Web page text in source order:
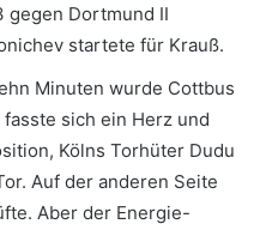
gegen Dortmund II
startete für Krauß.
Minuten wurde Cottbus
sich ein Herz und
Kölns Torhüter Dudu
Auf der anderen Seite
Aber der Energie-